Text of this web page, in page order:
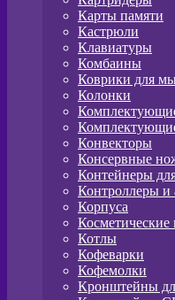
Карты памяти
Кастрюли
Клавиатуры
Комбаины
Коврики для
Колонки
Конвекторы
Консервные
Контейнеры
Контроллеры и
Корпуса
Котлы
Кофеварки
Кофемолки
Кронштейны